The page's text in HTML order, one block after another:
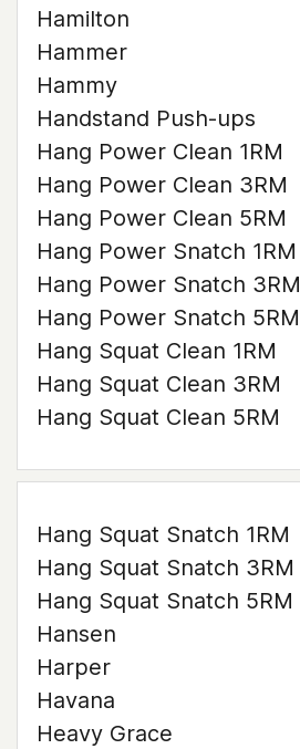
Hamilton
Hammer
Hammy
Handstand Push-ups
Hang Power Clean 1RM
Hang Power Clean 3RM
Hang Power Clean 5RM
Hang Power Snatch 1RM
Hang Power Snatch 3RM
Hang Power Snatch 5RM
Hang Squat Clean 1RM
Hang Squat Clean 3RM
Hang Squat Clean 5RM
Hang Squat Snatch 1RM
Hang Squat Snatch 3RM
Hang Squat Snatch 5RM
Hansen
Harper
Havana
Heavy Grace